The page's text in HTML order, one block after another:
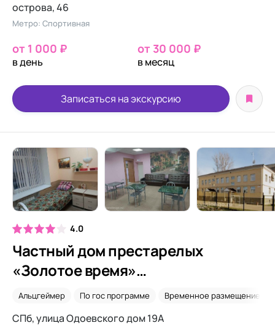
острова, 46
Метро: Спортивная
от 1 000 ₽
в день
от 30 000 ₽
в месяц
Записаться на экскурсию
4.0
Частный дом престарелых
«Золотое время»
Василеостровской
Альцгеймер По гос программе Временное размещение
СПб, улица Одоевского дом 19А